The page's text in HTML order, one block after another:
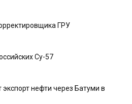
ГРУ
Су-57
нефти через Батуми в